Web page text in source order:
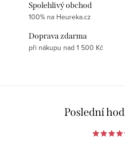
Spolehlivý obchod
100% na Heureka.cz
Doprava zdarma
při nákupu nad 1 500 Kč
Poslední